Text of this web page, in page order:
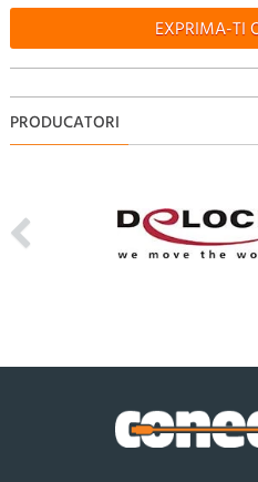
EXPRIMA-TI
PRODUCATORI